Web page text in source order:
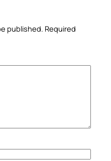
published. Required